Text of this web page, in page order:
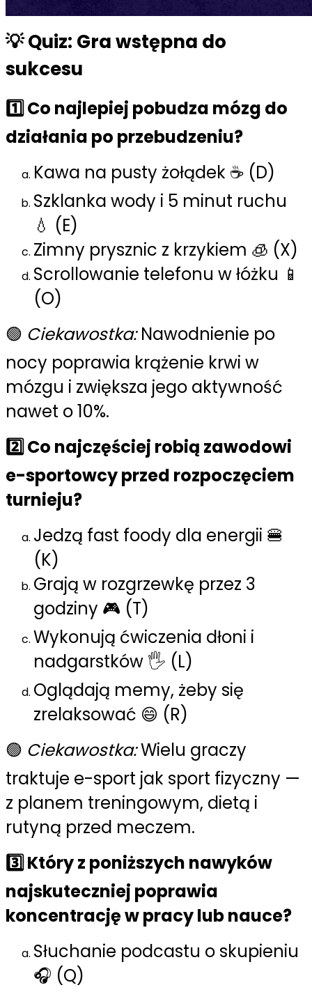
💡 Quiz: Gra wstępna do
sukcesu
1️⃣ Co najlepiej pobudza mózg do
działania po przebudzeniu?
Kawa na pusty żołądek ☕ (D)
Szklanka wody i 5 minut ruchu
💧 (E)
Zimny prysznic z krzykiem 🧊 (X)
Scrollowanie telefonu w łóżku 📱
(O)
🟢 Ciekawostka:Nawodnienie po
nocy poprawia krążenie krwi w
mózgu i zwiększa jego aktywność
nawet o 10%.
2️⃣ Co najczęściej robią zawodowi
e-sportowcy przed rozpoczęciem
turnieju?
Jedzą fast foody dla energii 🍔
(K)
Grają w rozgrzewkę przez 3
godziny 🎮 (T)
Wykonują ćwiczenia dłoni i
nadgarstków 🖐️ (L)
Oglądają memy, żeby się
zrelaksować 😄 (R)
🟢 Ciekawostka:Wielu graczy
traktuje e-sport jak sport fizyczny —
z planem treningowym, dietą i
rutyną przed meczem.
3️⃣ Który z poniższych nawyków
najskuteczniej poprawia
koncentrację w pracy lub nauce?
Słuchanie podcastu o skupieniu
🎧 (Q)